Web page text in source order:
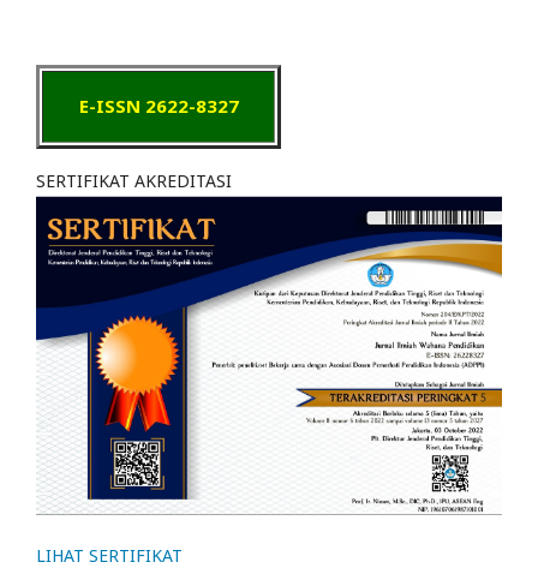
E-ISSN 2622-8327
SERTIFIKAT AKREDITASI
LIHAT SERTIFIKAT